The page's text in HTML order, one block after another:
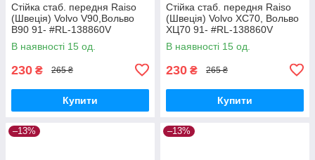
Стійка стаб. передня Raiso
(Швеція) Volvo V90,Вольво
В90 91- #RL-138860V
UAQEZFD17
В наявності 15 од.
230 ₴ 265 ₴
Купити
Стійка стаб. передня Raiso
(Швеція) Volvo XC70, Вольво
ХЦ70 91- #RL-138860V
UAPVVRP17
В наявності 15 од.
230 ₴ 265 ₴
Купити
–13% –13%